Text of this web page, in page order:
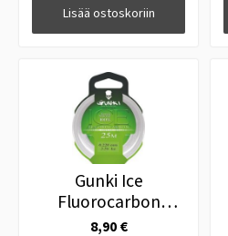
Lisää ostoskoriin
Gunki Ice
Fluorocarbon
0.29mm 6,28kg 25m
8,90 €